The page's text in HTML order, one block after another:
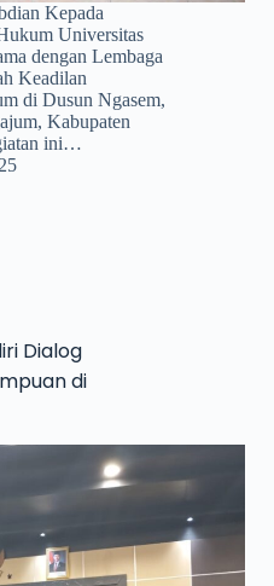
Kepada
Universitas
dengan Lembaga
Keadilan
di Dusun Ngasem,
Kabupaten
ini…
Dialog
di